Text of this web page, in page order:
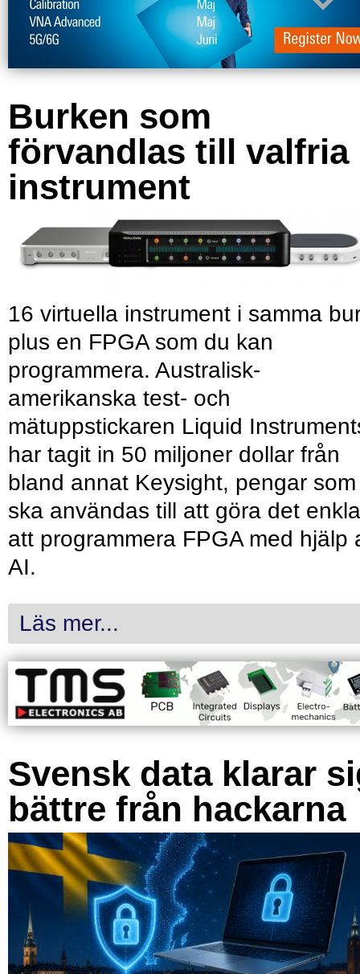
Burken som
förvandlas till valfria
instrument
16 virtuella instrument i samma
plus en FPGA som du kan
programmera. Australisk-
amerikanska test- och
mätuppstickaren Liquid
har tagit in 50 miljoner dollar från
bland annat Keysight, pengar som
ska användas till att göra det
att programmera FPGA med hjälp
AI.
Läs mer...
Svensk data klarar
bättre från hackarna